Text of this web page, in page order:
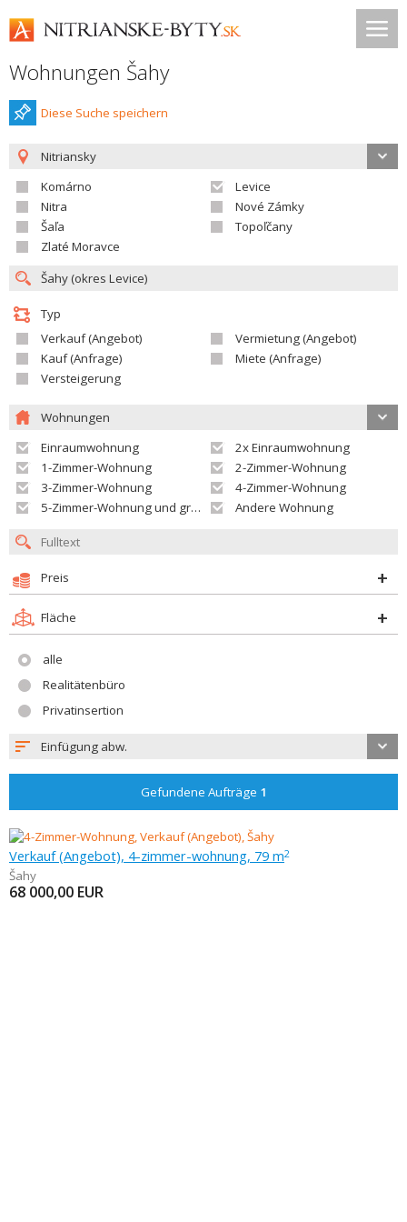
Wohnungen Šahy
Diese Suche speichern
Nitriansky
Komárno
Levice
Nitra
Nové Zámky
Šaľa
Topoľčany
Zlaté Moravce
Typ
Verkauf (Angebot)
Vermietung (Angebot)
Kauf (Anfrage)
Miete (Anfrage)
Versteigerung
Wohnungen
Einraumwohnung
2x Einraumwohnung
1-Zimmer-Wohnung
2-Zimmer-Wohnung
3-Zimmer-Wohnung
4-Zimmer-Wohnung
5-Zimmer-Wohnung und größer
Andere Wohnung
Preis
Fläche
alle
Realitätenbüro
Privatinsertion
Einfügung abw.
Gefundene Aufträge 1
Verkauf (Angebot), 4-zimmer-wohnung, 79 m2
Šahy
68 000,00 EUR